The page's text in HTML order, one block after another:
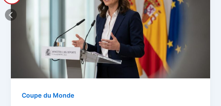
Coupe du Monde